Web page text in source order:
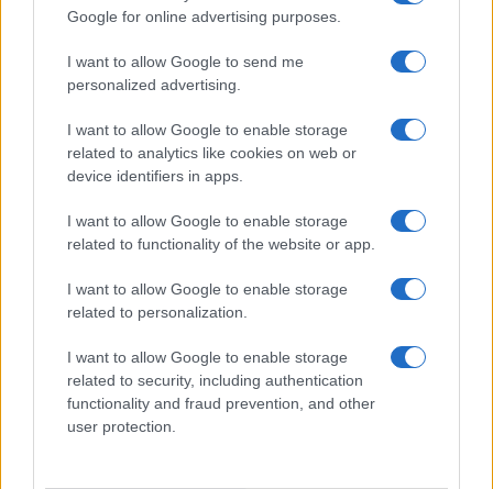
Google for online advertising purposes.
I want to allow Google to send me
personalized advertising.
I want to allow Google to enable storage
related to analytics like cookies on web or
device identifiers in apps.
I want to allow Google to enable storage
related to functionality of the website or app.
I want to allow Google to enable storage
related to personalization.
I want to allow Google to enable storage
related to security, including authentication
functionality and fraud prevention, and other
user protection.
LUOGHI DA VEDERE
archeologia
Camilla Bellini · 5 Ago 2026